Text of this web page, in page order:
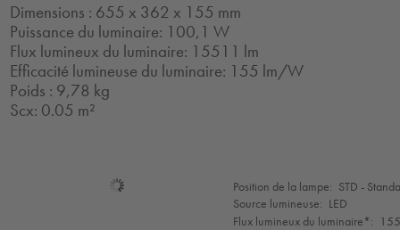
Dimensions : 655 x 362 x 155 mm
Puissance du luminaire: 100,1 W
Flux lumineux du luminaire: 15511 lm
Efficacité lumineuse du luminaire: 155 lm/W
Poids : 9,78 kg
Scx: 0.05 m²
Sélection
de
mode
Position de la lampe: STD -
Source lumineuse: LED
Flux lumineux du luminaire*: